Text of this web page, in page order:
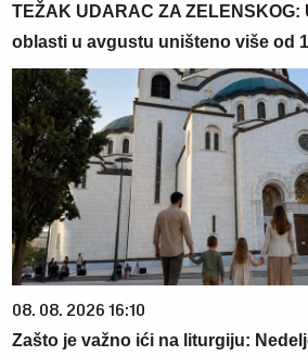
TEŽAK UDARAC ZA
oblasti u avgustu uništeno više od
08. 08. 2026 16:10
Zašto je važno ići na liturgiju: